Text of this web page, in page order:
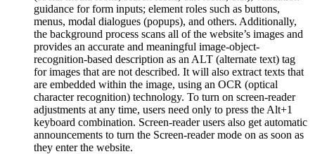
guidance for form inputs; element roles such as buttons,
menus, modal dialogues (popups), and others. Additionally,
the background process scans all of the website’s images and
provides an accurate and meaningful image-object-
recognition-based description as an ALT (alternate text) tag
for images that are not described. It will also extract texts that
are embedded within the image, using an OCR (optical
character recognition) technology. To turn on screen-reader
adjustments at any time, users need only to press the Alt+1
keyboard combination. Screen-reader users also get automatic
announcements to turn the Screen-reader mode on as soon as
they enter the website.